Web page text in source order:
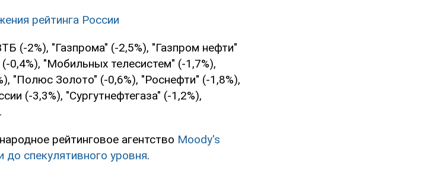
рейтинга России
(-2%), "Газпрома" (-2,5%), "Газпром нефти"
0,4%), "Мобильных телесистем" (-1,7%),
"Полюс Золото" (-0,6%), "Роснефти" (-1,8%),
(-3,3%), "Сургутнефтегаза" (-1,2%),
рейтинговое агентство Moody's
до спекулятивного уровня.